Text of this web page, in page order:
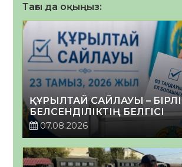
Тағы да оқыңыз:
ҚҰРЫЛТАЙ САЙЛАУЫ –
БЕЛСЕНДІЛІКТІҢ БЕЛГІСІ
07.08.2026